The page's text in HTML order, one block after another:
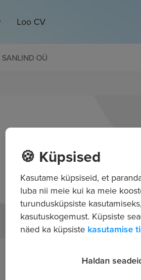
Loo CV
SANLIND OÜ
🍪 Küpsised
Kasutame küpsiseid, et
luba nii meie kui ka meie
turundusküpsiste
kasutuskogemust. Küpsiste
näed ka küpsiste kasutamise
Haldan